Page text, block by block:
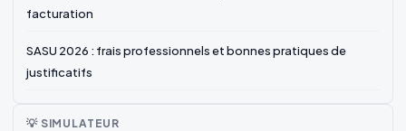
facturation
SASU 2026 : frais professionnels et bonnes pratiques de
justificatifs
💡 SIMULATEUR